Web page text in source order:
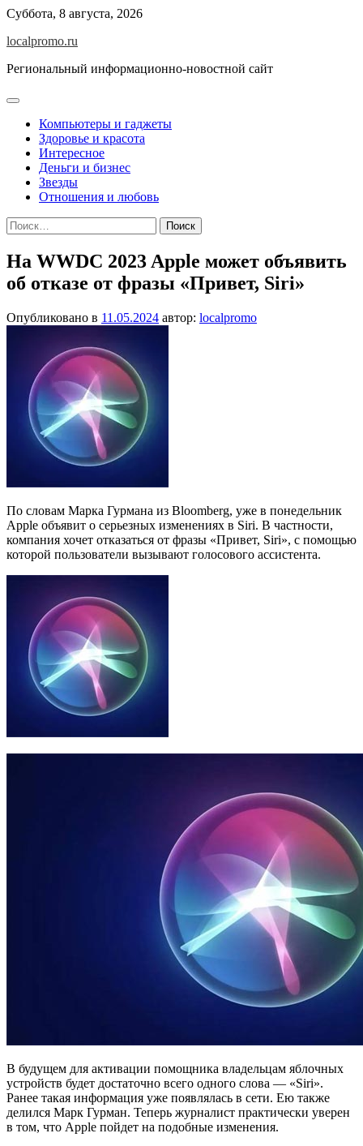
Перейти
содержимому
Суббота, 8 августа, 2026
localpromo.ru
Региональный информационно-новостной сайт
Компьютеры и гаджеты
Здоровье и красота
Интересное
Деньги и бизнес
Звезды
Отношения и любовь
Найти:
На WWDC 2023 Apple может объявить
об отказе от фразы «Привет, Siri»
Опубликовано в 11.05.2024 автор: localpromo
По словам Марка Гурмана из Bloomberg, уже в понедельник
Apple объявит о серьезных изменениях в Siri. В частности,
компания хочет отказаться от фразы «Привет, Siri», с помощью
которой пользователи вызывают голосового ассистента.
В будущем для активации помощника владельцам яблочных
устройств будет достаточно всего одного слова — «Siri».
Ранее такая информация уже появлялась в сети. Ею также
делился Марк Гурман. Теперь журналист практически уверен
в том, что Apple пойдет на подобные изменения.